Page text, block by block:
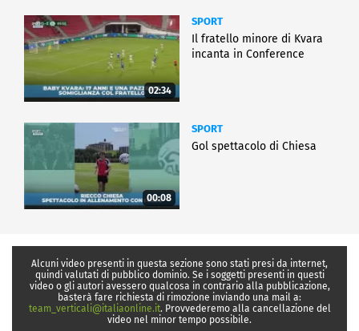
02:34
SPORT
Il fratello minore di Kvara
incanta in Conference
00:08
SPORT
Gol spettacolo di Chiesa
Alcuni video presenti in questa sezione sono stati presi da internet,
quindi valutati di pubblico dominio. Se i soggetti presenti in questi
video o gli autori avessero qualcosa in contrario alla pubblicazione,
basterà fare richiesta di rimozione inviando una mail a:
team_verticali@italiaonline.it. Provvederemo alla cancellazione del
video nel minor tempo possibile.